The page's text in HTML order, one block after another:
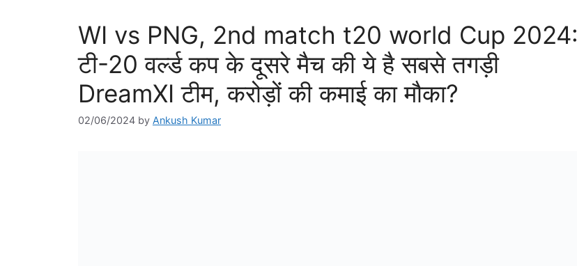
WI vs PNG, 2nd match t20 world Cup 2024:
टी-20 वर्ल्ड कप के दूसरे मैच की ये है सबसे तगड़ी
DreamXI टीम, करोड़ों की कमाई का मौका?
02/06/2024 by Ankush Kumar